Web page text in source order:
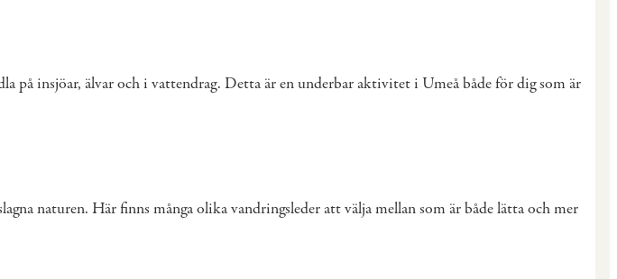
på insjöar, älvar och i vattendrag. Detta är en underbar aktivitet i Umeå både för dig som är
naturen. Här finns många olika vandringsleder att välja mellan som är både lätta och mer